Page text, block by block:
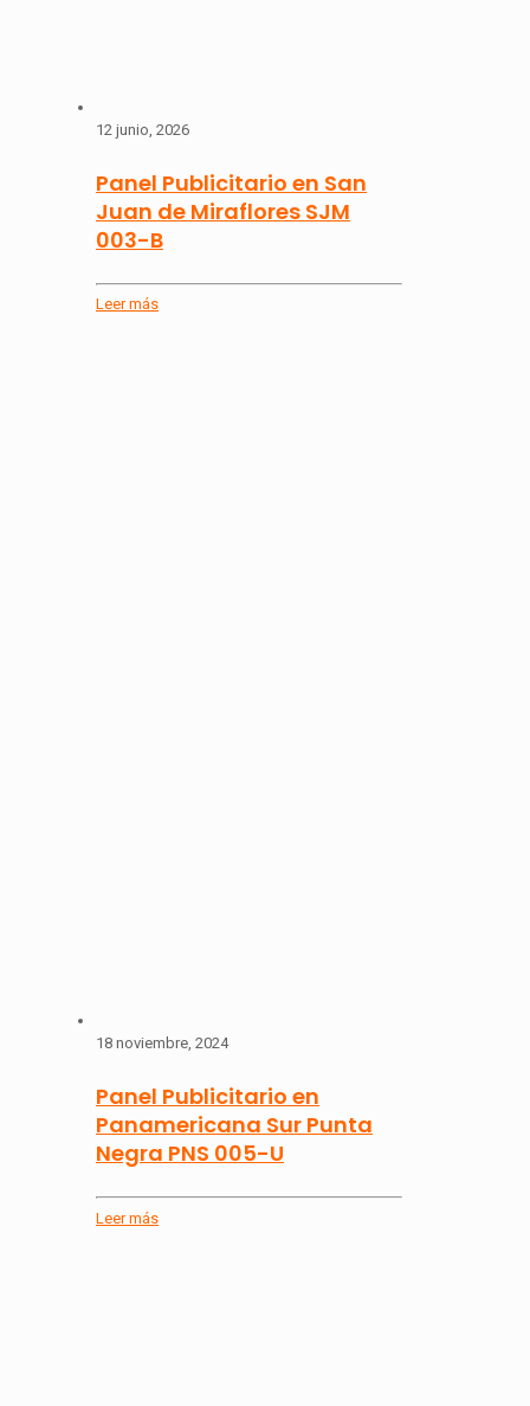
12 junio, 2026
Panel Publicitario en San
Juan de Miraflores SJM
003-B
Leer más
18 noviembre, 2024
Panel Publicitario en
Panamericana Sur Punta
Negra PNS 005-U
Leer más